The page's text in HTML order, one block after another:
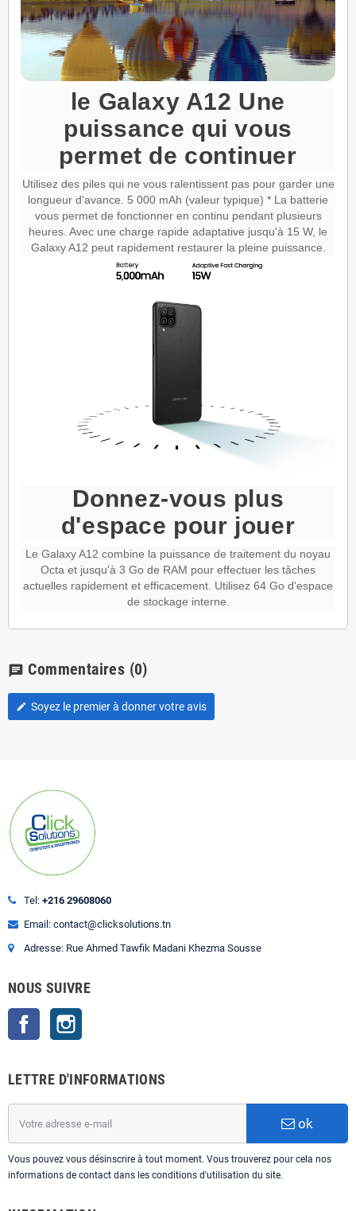
le Galaxy A12 Une
puissance qui vous
permet de continuer
Utilisez des piles qui ne vous ralentissent pas pour garder une
longueur d'avance. 5 000 mAh (valeur typique) * La batterie
vous permet de fonctionner en continu pendant plusieurs
heures. Avec une charge rapide adaptative jusqu'à 15 W, le
Galaxy A12 peut rapidement restaurer la pleine puissance.
Donnez-vous plus
d'espace pour jouer
Le Galaxy A12 combine la puissance de traitement du noyau
Octa et jusqu'à 3 Go de RAM pour effectuer les tâches
actuelles rapidement et efficacement. Utilisez 64 Go d'espace
de stockage interne.
chat Commentaires (0)
edit Soyez le premier à donner votre avis
Tel: +216 29608060
Email: contact@clicksolutions.tn
Adresse: Rue Ahmed Tawfik Madani Khezma Sousse
NOUS SUIVRE
Facebook
LETTRE D'INFORMATIONS
ok
Vous pouvez vous désinscrire à tout moment. Vous trouverez pour cela nos
informations de contact dans les conditions d'utilisation du site.